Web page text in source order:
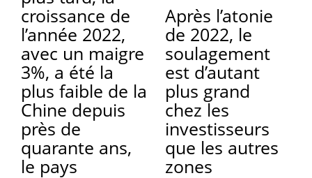
croissance de
l’année 2022,
avec un maigre
3%, a été la
plus faible de la
Chine depuis
près de
quarante ans,
le pays
Après l’atonie
de 2022, le
soulagement
est d’autant
plus grand
chez les
investisseurs
que les autres
zones